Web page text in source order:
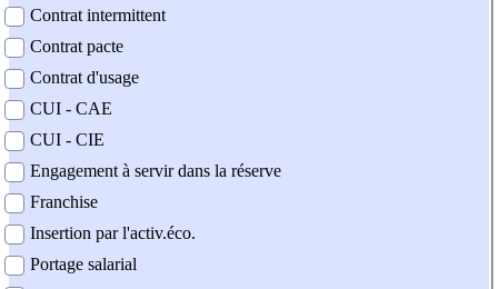
Contrat intermittent
Contrat pacte
Contrat d'usage
CUI - CAE
CUI - CIE
Engagement à servir dans la réserve
Franchise
Insertion par l'activ.éco.
Portage salarial